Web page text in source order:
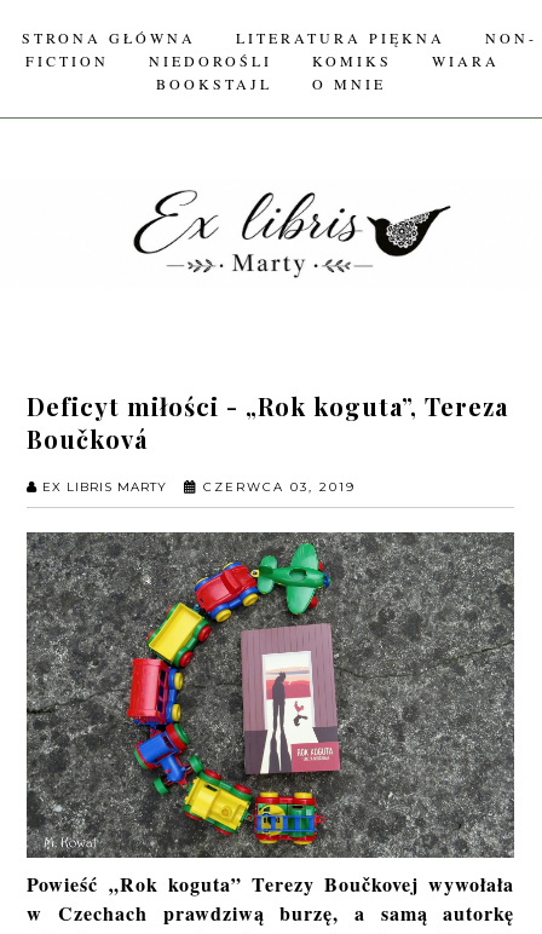
STRONA GŁÓWNA LITERATURA PIĘKNA
NON-
FICTION
NIEDOROŚLI KOMIKS
WIARA
BOOKSTAJL
O MNIE
Deficyt miłości - „Rok koguta”, Tereza
Boučková
EX LIBRIS MARTY CZERWCA 03, 2019
Powieść „Rok koguta” Terezy Boučkovej wywołała
w Czechach prawdziwą burzę, a samą autorkę